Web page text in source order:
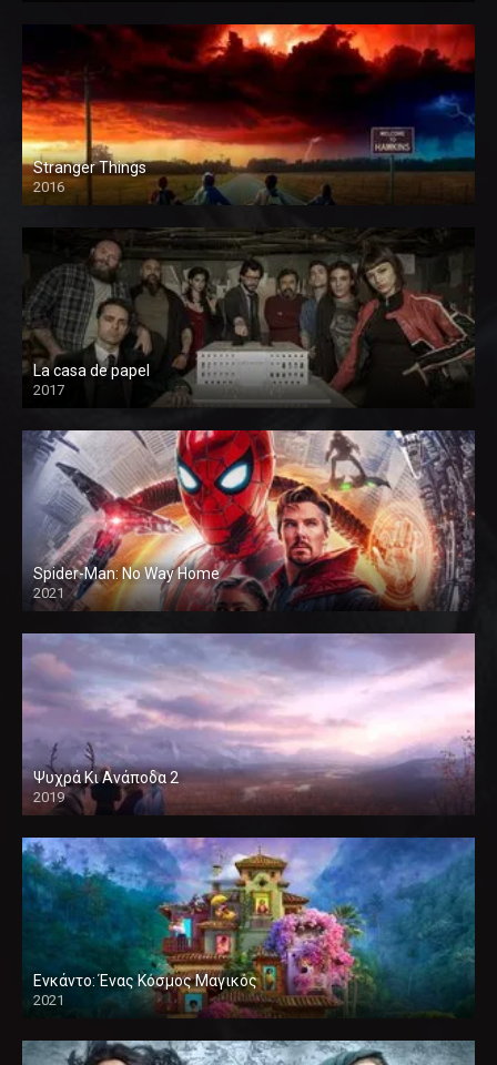
Stranger Things
2016
La casa de papel
2017
Spider-Man: No Way Home
2021
Ψυχρά Κι Ανάποδα 2
2019
Ενκάντο: Ένας Κόσμος Μαγικός
2021